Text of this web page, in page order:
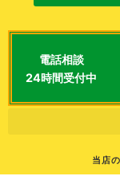
電話相談
24時間受付中
当店